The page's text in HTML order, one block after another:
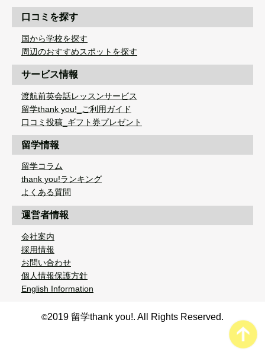
口コミを探す
国から学校を探す
周辺のおすすめスポットを探す
サービス情報
渡航前英会話レッスンサービス
留学thank you!_ご利用ガイド
口コミ投稿_ギフト券プレゼント
留学情報
留学コラム
thank you!ランキング
よくある質問
運営者情報
会社案内
採用情報
お問い合わせ
個人情報保護方針
English Information
©2019 留学thank you!. All Rights Reserved.